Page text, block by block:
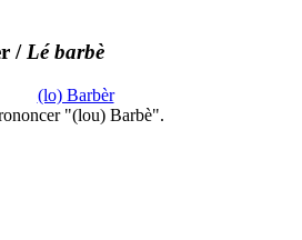
/ Lé barbè
(lo) Barbèr
"(lou) Barbè".